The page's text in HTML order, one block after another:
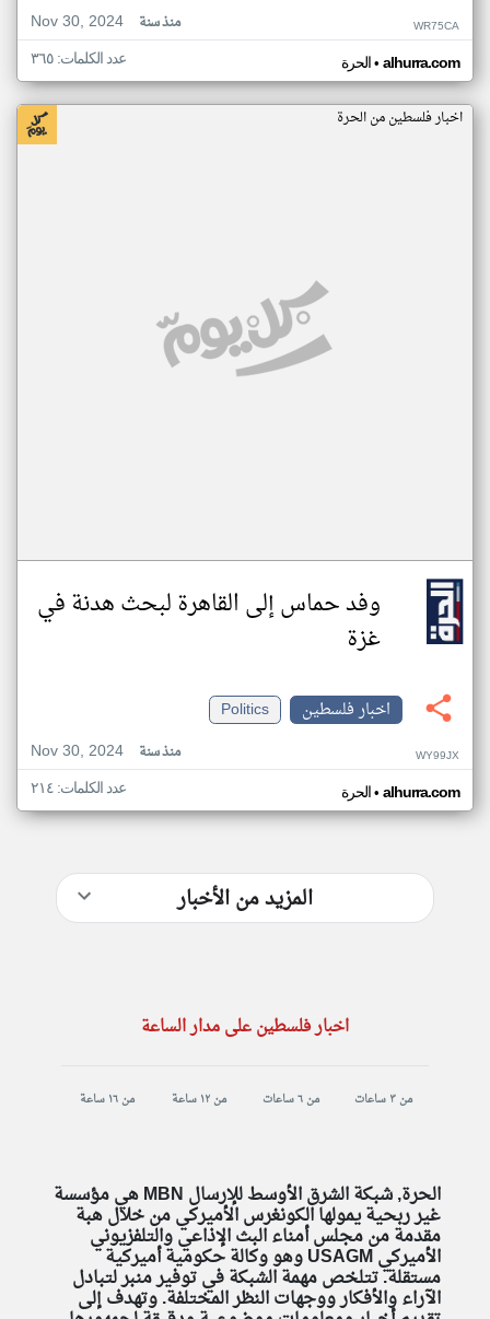
Nov 30, 2024
منذ سنة WR75CA
الحرة• alhurra.com عدد الكلمات: ٣٦٥
اخبار فلسطين من الحرة
وفد حماس إلى القاهرة لبحث هدنة في
غزة
اخبار فلسطين
Politics
Nov 30, 2024
منذ سنة WY99JX
الحرة• alhurra.com عدد الكلمات: ٢١٤
المزيد من الأخبار
اخبار فلسطين على مدار الساعة
من ٣ ساعات من ٦ ساعات من ١٢ ساعة من ١٦ ساعة
الحرة, شبكة الشرق الأوسط للإرسال MBN هي مؤسسة
غير ربحية يمولها الكونغرس الأميركي من خلال هبة
مقدمة من مجلس أمناء البث الإذاعي والتلفزيوني
الأميركي USAGM وهو وكالة حكومية أميركية
مستقلة. تتلخص مهمة الشبكة في توفير منبر لتبادل
الآراء والأفكار ووجهات النظر المختلفة. وتهدف إلى